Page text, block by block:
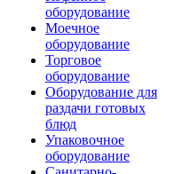
оборудование
Моечное
оборудование
Торговое
оборудование
Оборудование для
раздачи готовых
блюд
Упаковочное
оборудование